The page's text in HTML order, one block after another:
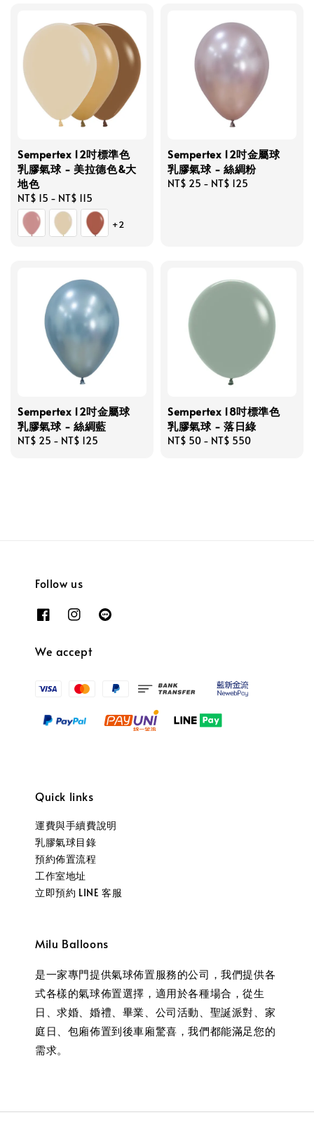
Sempertex 12吋標準色
乳膠氣球 - 美拉德色&大
地色
Regular
price
NT$ 15 - NT$ 115
+2
Sempertex 12吋金屬球
乳膠氣球 - 絲綢粉
Regular
NT$ 25 - NT$ 125
Sempertex 12吋金屬球
乳膠氣球 - 絲綢藍
Regular
NT$ 25 - NT$ 125
Sempertex 18吋標準色
乳膠氣球 - 落日綠
Regular
NT$ 50 - NT$ 550
Follow us
We accept
Quick links
運費與手續費說明
乳膠氣球目錄
預約佈置流程
工作室地址
立即預約 LINE 客服
Milu Balloons
是一家專門提供氣球佈置服務的公司，我們提供各
式各樣的氣球佈置選擇，適用於各種場合，從生
日、求婚、婚禮、畢業、公司活動、聖誕派對、家
庭日、包廂佈置到後車廂驚喜，我們都能滿足您的
需求。